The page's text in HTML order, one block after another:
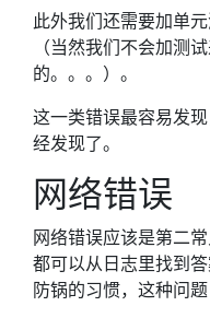
此外我们还需要加单
（当然我们不会加测
的。。。）。
这一类错误最容易发
经发现了。
网络错误
网络错误应该是第二
都可以从日志里找到
防锅的习惯，这种问题